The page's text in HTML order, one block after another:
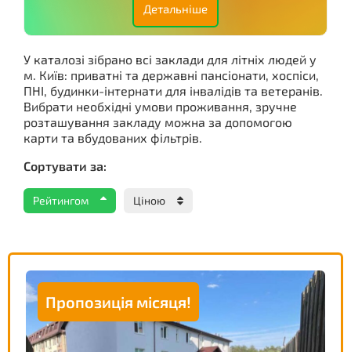
Детальніше
У каталозі зібрано всі заклади для літніх людей у
м. Київ: приватні та державні пансіонати, хоспіси,
ПНІ, будинки-інтернати для інвалідів та ветеранів.
Вибрати необхідні умови проживання, зручне
розташування закладу можна за допомогою
карти та вбудованих фільтрів.
Сортувати за:
Рейтингом Ціною
Пропозиція місяця!